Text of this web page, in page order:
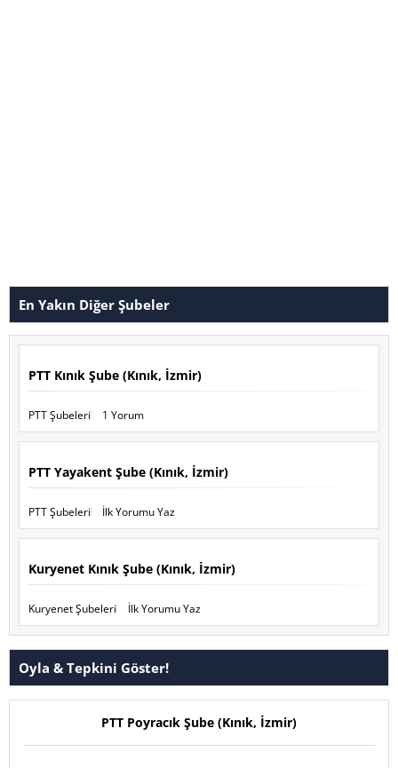
En Yakın Diğer Şubeler
PTT Kınık Şube (Kınık, İzmir)
PTT Şubeleri 1 Yorum
PTT Yayakent Şube (Kınık, İzmir)
PTT Şubeleri İlk Yorumu Yaz
Kuryenet Kınık Şube (Kınık, İzmir)
Kuryenet Şubeleri İlk Yorumu Yaz
Oyla & Tepkini Göster!
PTT Poyracık Şube (Kınık, İzmir)